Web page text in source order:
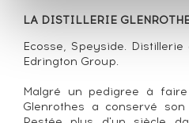
LA DISTILLERIE
Ecosse, Speyside.
Edrington Group.
Malgré un pedigree à
Glenrothes a conservé